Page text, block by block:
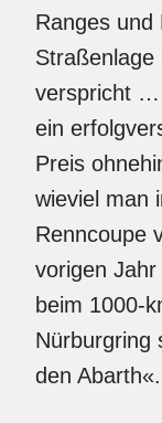
Ranges und
Straßenlage
verspricht
ein
Preis
wieviel man
Renncoupe
vorigen
beim 1000-
Nürburgring
den Abarth«.